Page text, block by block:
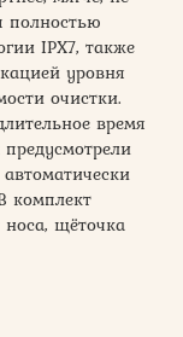
полностью
IPX7, также
уровня
очистки.
время
комплект
щёточка